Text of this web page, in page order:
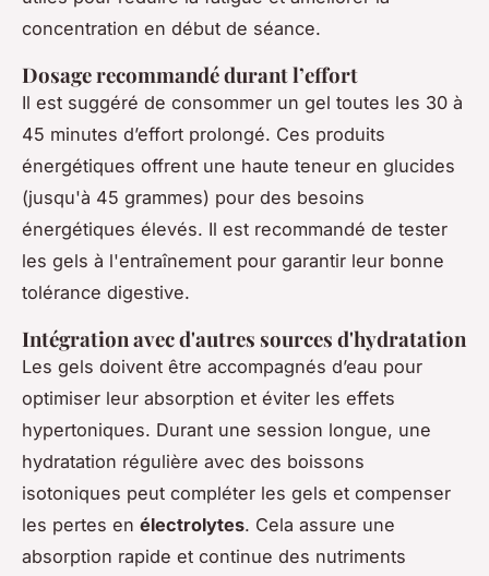
concentration en début de séance.
Dosage recommandé durant l’effort
Il est suggéré de consommer un gel toutes les 30 à
45 minutes d’effort prolongé. Ces produits
énergétiques offrent une haute teneur en glucides
(jusqu'à 45 grammes) pour des besoins
énergétiques élevés. Il est recommandé de tester
les gels à l'entraînement pour garantir leur bonne
tolérance digestive.
Intégration avec d'autres sources d'hydratation
Les gels doivent être accompagnés d’eau pour
optimiser leur absorption et éviter les effets
hypertoniques. Durant une session longue, une
hydratation régulière avec des boissons
isotoniques peut compléter les gels et compenser
les pertes en électrolytes. Cela assure une
absorption rapide et continue des nutriments